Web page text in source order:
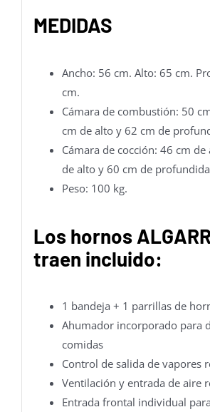
MEDIDAS
Ancho: 56 cm. Alto: 65 cm.
cm.
Cámara de combustión: 50
cm de alto y 62 cm de
Cámara de cocción: 46 cm
de alto y 60 cm de
Peso: 100 kg.
Los hornos
traen incluido:
1 bandeja + 1 parrillas de
Ahumador incorporado para
comidas
Control de salida de vapores
Ventilación y entrada de aire
Entrada frontal individual